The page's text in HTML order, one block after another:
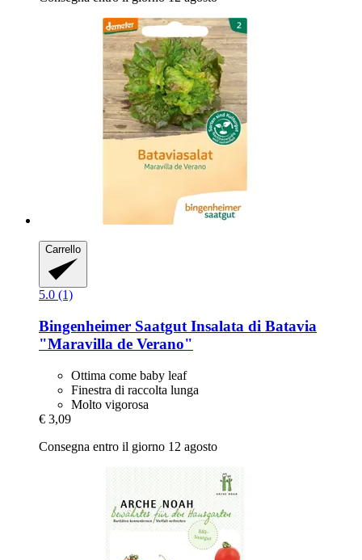
Carrello
5.0 (1)
Bingenheimer Saatgut Insalata di Batavia
"Maravilla de Verano"
Ottima come baby leaf
Finestra di raccolta lunga
Molto vigorosa
€ 3,09
Consegna entro il giorno 12 agosto